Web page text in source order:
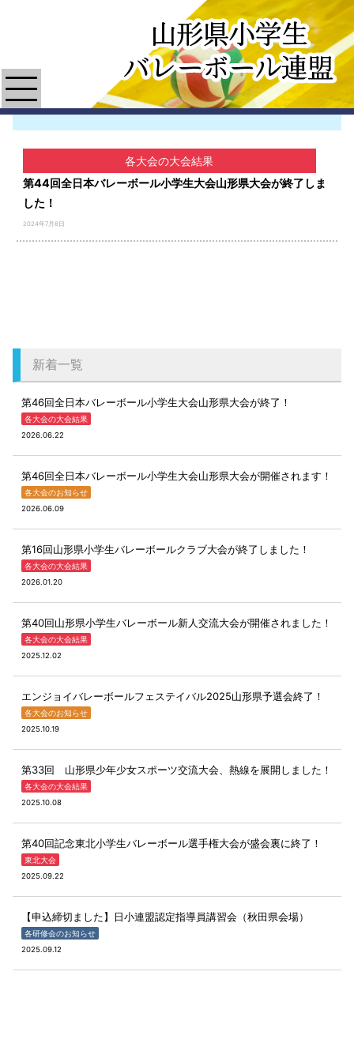
各大会の大会結果
第44回全日本バレーボール小学生大会山形県大会が終了しま
した！
2024年7月8日
新着一覧
第46回全日本バレーボール小学生大会山形県大会が終了！
各大会の大会結果
2026.06.22
第46回全日本バレーボール小学生大会山形県大会が開催されます！
各大会のお知らせ
2026.06.09
第16回山形県小学生バレーボールクラブ大会が終了しました！
各大会の大会結果
2026.01.20
第40回山形県小学生バレーボール新人交流大会が開催されました！
各大会の大会結果
2025.12.02
エンジョイバレーボールフェステイバル2025山形県予選会終了！
各大会のお知らせ
2025.10.19
第33回 山形県少年少女スポーツ交流大会、熱線を展開しました！
各大会の大会結果
2025.10.08
第40回記念東北小学生バレーボール選手権大会が盛会裏に終了！
東北大会
2025.09.22
【申込締切ました】日小連盟認定指導員講習会（秋田県会場）
各研修会のお知らせ
2025.09.12